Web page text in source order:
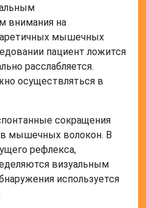
внимания на
мышечных
пациент ложится
расслабляется.
осуществляться в
сокращения
мышечных волокон. В
рефлекса,
визуальным
используется